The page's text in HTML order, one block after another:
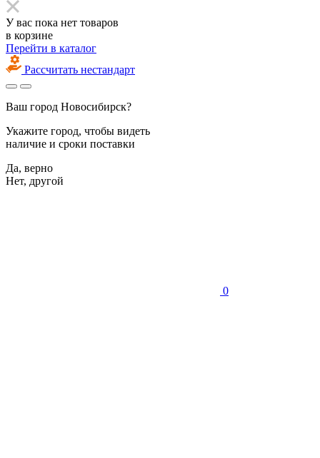
У вас пока нет товаров
в корзине
Перейти в каталог
Рассчитать нестандарт
Ваш город Новосибирск?
Укажите город, чтобы видеть
наличие и сроки поставки
Да, верно
Нет, другой
0